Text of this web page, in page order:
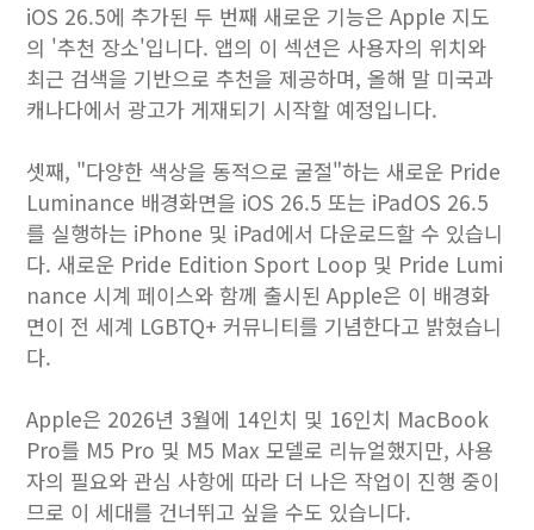
iOS 26.5에 추가된 두 번째 새로운 기능은 Apple 지도
의 '추천 장소'입니다. 앱의 이 섹션은 사용자의 위치와
최근 검색을 기반으로 추천을 제공하며, 올해 말 미국과
캐나다에서 광고가 게재되기 시작할 예정입니다.
셋째, "다양한 색상을 동적으로 굴절"하는 새로운 Pride
Luminance 배경화면을 iOS 26.5 또는 iPadOS 26.5
를 실행하는 iPhone 및 iPad에서 다운로드할 수 있습니
다. 새로운 Pride Edition Sport Loop 및 Pride Lumi
nance 시계 페이스와 함께 출시된 Apple은 이 배경화
면이 전 세계 LGBTQ+ 커뮤니티를 기념한다고 밝혔습니
다.
Apple은 2026년 3월에 14인치 및 16인치 MacBook
Pro를 M5 Pro 및 M5 Max 모델로 리뉴얼했지만, 사용
자의 필요와 관심 사항에 따라 더 나은 작업이 진행 중이
므로 이 세대를 건너뛰고 싶을 수도 있습니다.